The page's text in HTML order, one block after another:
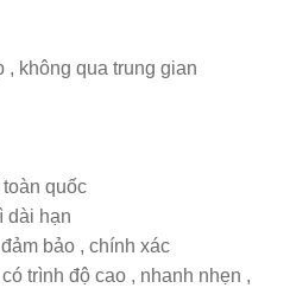
, không qua trung gian
quốc
dài hạn
bảo , chính xác
trình độ cao , nhanh nhẹn ,